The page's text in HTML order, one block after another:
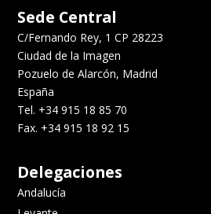
Sede Central
C/Fernando Rey, 1 CP 28223
Ciudad de la Imagen
Pozuelo de Alarcón, Madrid
España
Tel. +34 915 18 85 70
Fax. +34 915 18 92 15
Delegaciones
Andalucía